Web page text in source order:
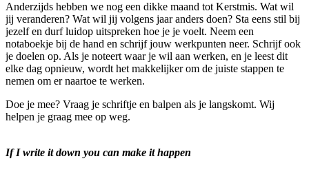
Anderzijds hebben we nog een dikke maand tot Kerstmis. Wat wil
jij veranderen? Wat wil jij volgens jaar anders doen? Sta eens stil bij
jezelf en durf luidop uitspreken hoe je je voelt. Neem een
notaboekje bij de hand en schrijf jouw werkpunten neer. Schrijf ook
je doelen op. Als je noteert waar je wil aan werken, en je leest dit
elke dag opnieuw, wordt het makkelijker om de juiste stappen te
nemen om er naartoe te werken.
Doe je mee? Vraag je schriftje en balpen als je langskomt. Wij
helpen je graag mee op weg.
If I write it down you can make it happen